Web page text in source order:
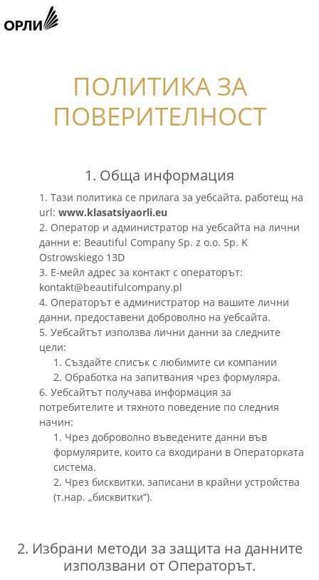
ПОЛИТИКА ЗА
ПОВЕРИТЕЛНОСТ
1. Обща информация
1. Тази политика се прилага за уебсайта, работещ на
url: www.klasatsiyaorli.eu
2. Оператор и администратор на уебсайта на лични
данни е: Beautiful Company Sp. z o.o. Sp. K
Ostrowskiego 13D
3. Е-мейл адрес за контакт с операторът:
kontakt@beautifulcompany.pl
4. Операторът е администратор на вашите лични
данни, предоставени доброволно на уебсайта.
5. Уебсайтът използва лични данни за следните
цели:
1. Създайте списък с любимите си компании
2. Обработка на запитвания чрез формуляра.
6. Уебсайтът получава информация за
потребителите и тяхното поведение по следния
начин:
1. Чрез доброволно въведените данни във
формулярите, които са входирани в Операторката
система.
2. Чрез бисквитки, записани в крайни устройства
(т.нар. „бисквитки“).
2. Избрани методи за защита на данните
използвани от Операторът.